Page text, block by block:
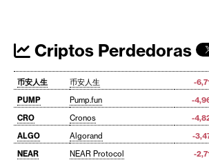
Criptos Perdedoras
币安人生 币安人生 -
PUMP
Pump.fun -
CRO
Cronos -
ALGO
Algorand -
NEAR
NEAR Protocol -